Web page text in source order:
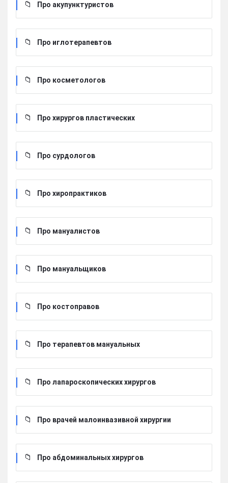
Про акупунктуристов
Про иглотерапевтов
Про косметологов
Про хирургов пластических
Про сурдологов
Про хиропрактиков
Про мануалистов
Про мануальщиков
Про костоправов
Про терапевтов мануальных
Про лапароскопических хирургов
Про врачей малоинвазивной хирургии
Про абдоминальных хирургов